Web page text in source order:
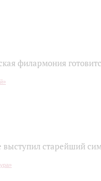
филармония
выступил старейший